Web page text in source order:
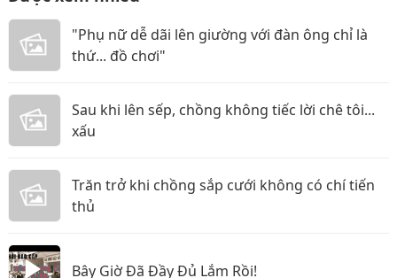
"Phụ nữ dễ dãi lên giường với đàn ông chỉ là
thứ... đồ chơi"
Sau khi lên sếp, chồng không tiếc lời chê tôi...
xấu
Trăn trở khi chồng sắp cưới không có chí tiến
thủ
Bây Giờ Đã Đầy Đủ Lắm Rồi!